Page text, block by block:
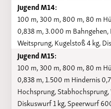
Jugend M14:
100 m, 300 m, 800 m, 80 m
0,838 m, 3.000 m
Weitsprung, Kugelstoß 4 kg,
Jugend M15:
100 m, 300 m, 800 m, 80 m
0,838 m, 1.500 m Hindernis
Hochsprung,
Diskuswurf 1 kg, Speerwurf